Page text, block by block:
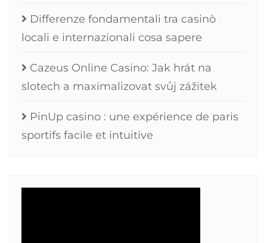
Differenze fondamentali tra casinò
locali e internazionali cosa sapere
Cazeus Online Casino: Jak hrát na
slotech a maximalizovat svůj zážitek
PinUp casino : une expérience de paris
sportifs facile et intuitive